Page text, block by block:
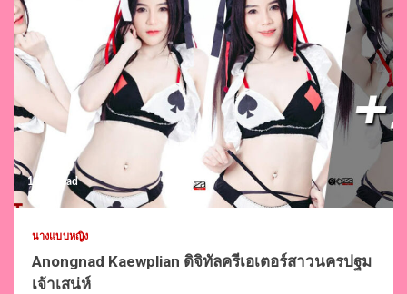
1 min read
นางแบบหญิง
Anongnad Kaewplian ดิจิทัลครีเอเตอร์สาวนครปฐม
เจ้าเสน่ห์